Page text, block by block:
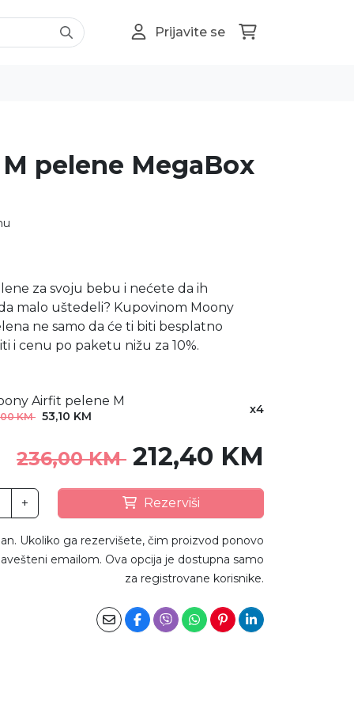
Prijavite se
pelene MegaBox
za svoju bebu i nećete da ih
malo uštedeli? Kupovinom Moony
ne samo da će ti biti besplatno
i cenu po paketu nižu za 10%.
Airfit pelene M
KM 53,10 KM x4
236,00 KM 212,40 KM
+ Rezerviši
Ukoliko ga rezervišete, čim proizvod ponovo
emailom. Ova opcija je dostupna samo
za registrovane korisnike.